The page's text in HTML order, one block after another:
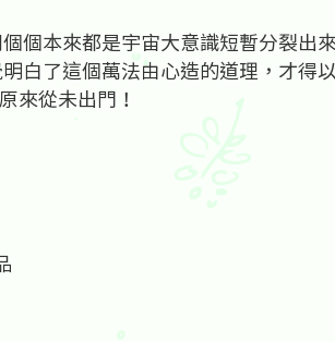
個本來都是宇宙大意識短暫分裂出
白了這個萬法由心造的道理，才得
來從未出門！